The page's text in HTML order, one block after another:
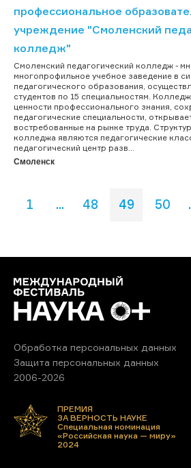
профессиональное
учреждение "Смоленский
колледж"
Смоленский педагогический колледж -
многопрофильное учебное заведение в
педагогического образования,
студентов по 15 специальностям.
ценности профессионального знания,
педагогические специальности,
востребованные на рынке труда.
колледжа являются педагогические
педагогический центр разв...
Смоленск
1 ... 48 49 50
Обработка персональных данных
Защита персональных данных
2006-2026
ПРЕМИЯ
ЗА ВЕРНОСТЬ НАУКЕ
Специальная номинация
«Российская наука — миру»
2024